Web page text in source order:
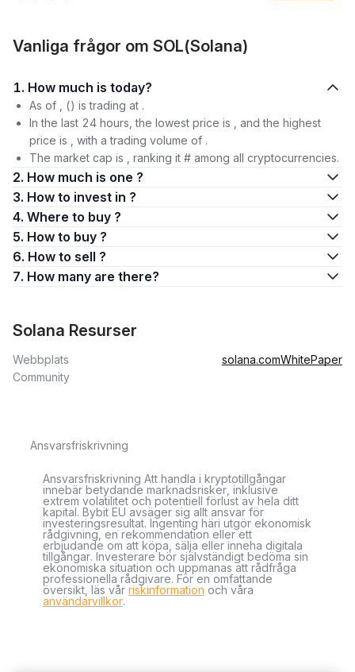
Vanliga frågor om SOL(Solana)
1. How much is today?
As of , () is trading at .
In the last 24 hours, the lowest price is , and the highest
price is , with a trading volume of .
The market cap is , ranking it # among all cryptocurrencies.
2. How much is one ?
3. How to invest in ?
4. Where to buy ?
5. How to buy ?
6. How to sell ?
7. How many are there?
Solana Resurser
Webbplats solana.comWhitePaper
Community
Ansvarsfriskrivning
Ansvarsfriskrivning Att handla i kryptotillgångar
innebär betydande marknadsrisker, inklusive
extrem volatilitet och potentiell förlust av hela ditt
kapital. Bybit EU avsäger sig allt ansvar för
investeringsresultat. Ingenting häri utgör ekonomisk
rådgivning, en rekommendation eller ett
erbjudande om att köpa, sälja eller inneha digitala
tillgångar. Investerare bör självständigt bedöma sin
ekonomiska situation och uppmanas att rådfråga
professionella rådgivare. För en omfattande
översikt, läs vår riskinformation och våra
användarvillkor.